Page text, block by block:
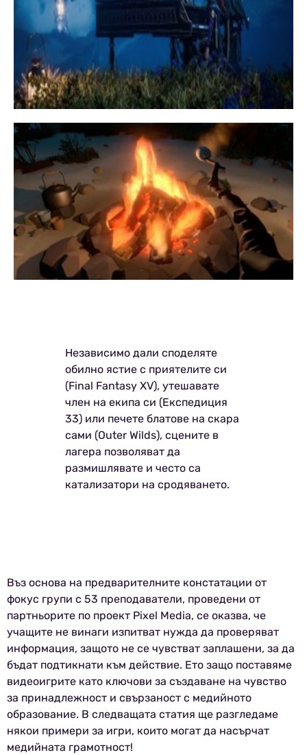
Независимо дали споделяте
обилно ястие с приятелите си
(Final Fantasy XV), утешавате
член на екипа си (Експедиция
33) или печете блатове на скара
сами (Outer Wilds), сцените в
лагера позволяват да
размишлявате и често са
катализатори на сродяването.
Въз основа на предварителните констатации от
фокус групи с 53 преподаватели, проведени от
партньорите по проект Pixel Media, се оказва, че
учащите не винаги изпитват нужда да проверяват
информация, защото не се чувстват заплашени, за да
бъдат подтикнати към действие. Ето защо поставяме
видеоигрите като ключови за създаване на чувство
за принадлежност и свързаност с медийното
образование. В следващата статия ще разгледаме
някои примери за игри, които могат да насърчат
медийната грамотност!